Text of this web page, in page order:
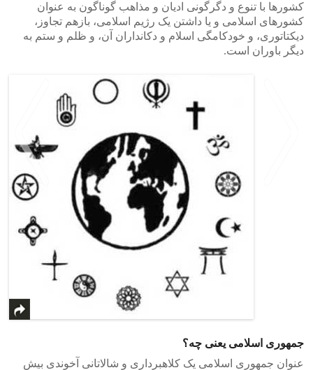
کشورها با تنوع و دگرگونی ادیان و مذاهب گوناگون به عنوان
کشورهای اسلامی و یا داشتن یک رژیم اسلامی، بازهم تجاوز،
دیکتاتوری، و خودکامگی اسلام و دکانداران آن، و ظلم و ستم به
دیگر باوران است.
جمهوری اسلامی یعنی چه؟
عنوان جمهوری اسلامی یک کلاهبرداری و شالاتانی آخوندی بیش